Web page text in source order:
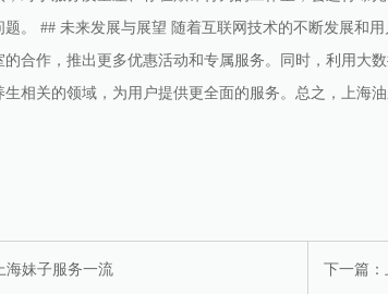
。 ## 未来发展与展望 随着互联网技术的不断发展和
合作，推出更多优惠活动和专属服务。同时，利用大
相关的领域，为用户提供更全面的服务。总之，上海
海妹子服务一流 下一篇：